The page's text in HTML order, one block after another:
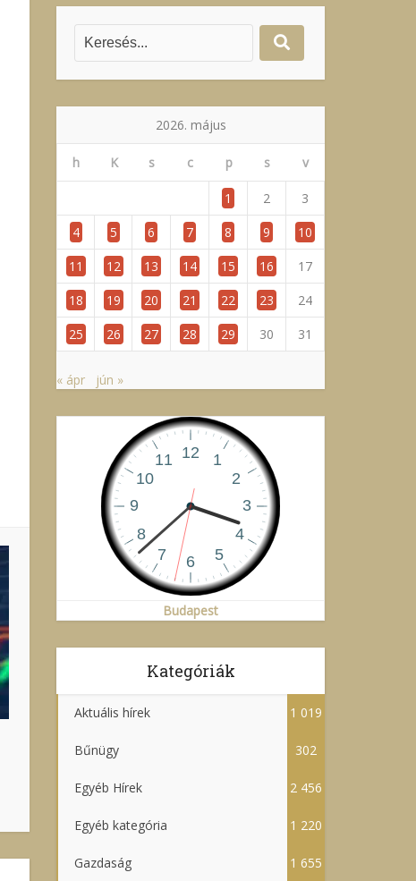
2026. május
h K s c p s v
1 2
3
4
5 6 7 8 9
10
11
12 13 14 15 16
17
18
19 20 21 22 23
24
25
26 27 28 29 30 31
« ápr jún »
Budapest
Kategóriák
Aktuális hírek 1 019
Bűnügy 302
Egyéb Hírek 2 456
Egyéb kategória 1 220
Gazdaság 1 655